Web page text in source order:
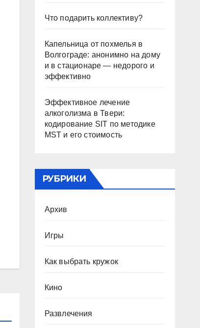
Что подарить коллективу?
Капельница от похмелья в
Волгограде: анонимно на дому
и в стационаре — недорого и
эффективно
Эффективное лечение
алкоголизма в Твери:
кодирование SIT по методике
MST и его стоимость
РУБРИКИ
Архив
Игры
Как выбрать кружок
Кино
Развлечения